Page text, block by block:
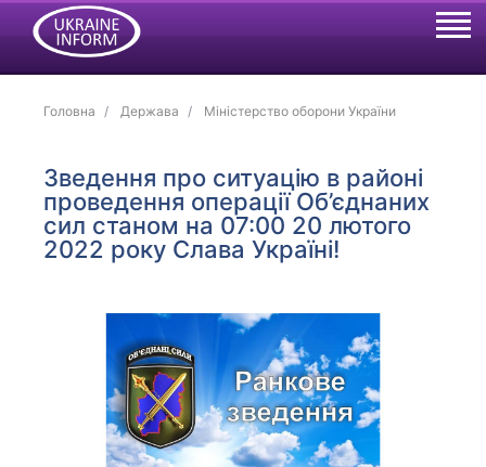
Головна Держава Міністерство оборони України
Зведення про ситуацію в районі
проведення операції Об’єднаних
сил станом на 07:00 20 лютого
2022 року Слава Україні!